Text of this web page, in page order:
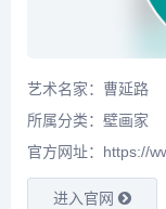
艺术名家：曹延路
所属分类： 壁画家
官方网址：https://
进入官网